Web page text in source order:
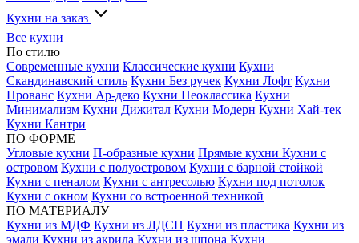
Кухни на заказ
Все кухни
По стилю
Современные кухни Классические кухни Кухни
Скандинавский стиль Кухни Без ручек Кухни Лофт Кухни
Прованс Кухни Ар-деко Кухни Неоклассика Кухни
Минимализм Кухни Дижитал Кухни Модерн Кухни Хай-тек
Кухни Кантри
ПО ФОРМЕ
Угловые кухни П-образные кухни Прямые кухни Кухни с
островом Кухни с полуостровом Кухни с барной стойкой
Кухни с пеналом Кухни с антресолью Кухни под потолок
Кухни с окном Кухни со встроенной техникой
ПО МАТЕРИАЛУ
Кухни из МДФ Кухни из ЛДСП Кухни из пластика Кухни из
эмали Кухни из акрила Кухни из шпона Кухни